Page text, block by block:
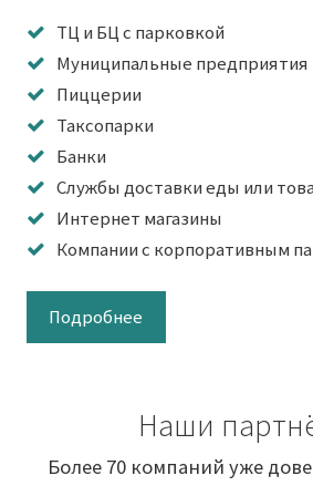
ТЦ и БЦ с парковкой
Муниципальные предприятия
Пиццерии
Таксопарки
Банки
Службы доставки еды или
Интернет магазины
Компании с корпоративным
Подробнее
Наши
Более 70 компаний уже